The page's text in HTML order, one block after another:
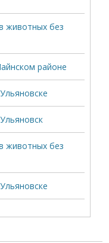
животных без
районе
животных без